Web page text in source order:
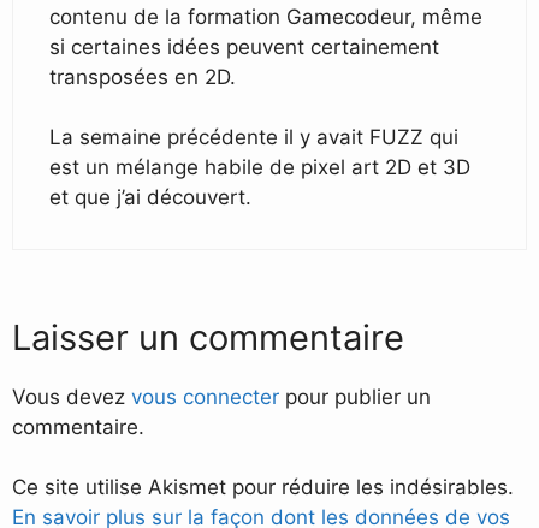
contenu de la formation Gamecodeur, même
si certaines idées peuvent certainement
transposées en 2D.
La semaine précédente il y avait FUZZ qui
est un mélange habile de pixel art 2D et 3D
et que j’ai découvert.
Laisser un commentaire
Vous devez vous connecter pour publier un
commentaire.
Ce site utilise Akismet pour réduire les indésirables.
En savoir plus sur la façon dont les données de vos